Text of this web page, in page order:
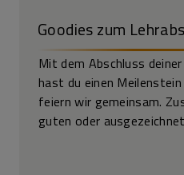
Goodies zum
Mit dem Abschluss
hast du einen
feiern wir gemeinsam.
guten oder